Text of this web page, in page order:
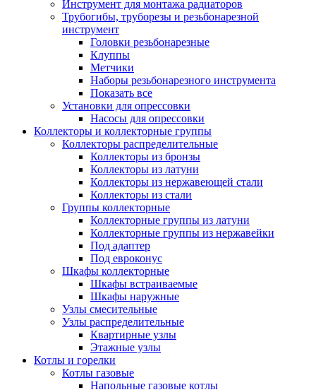
Инструмент для монтажа радиаторов
Трубогибы, труборезы и резьбонарезной
инструмент
Головки резьбонарезные
Клуппы
Метчики
Наборы резьбонарезного инструмента
Показать все
Установки для опрессовки
Насосы для опрессовки
Коллекторы и коллекторные группы
Коллекторы распределительные
Коллекторы из бронзы
Коллекторы из латуни
Коллекторы из нержавеющей стали
Коллекторы из стали
Группы коллекторные
Коллекторные группы из латуни
Коллекторные группы из нержавейки
Под адаптер
Под евроконус
Шкафы коллекторные
Шкафы встраиваемые
Шкафы наружные
Узлы смесительные
Узлы распределительные
Квартирные узлы
Этажные узлы
Котлы и горелки
Котлы газовые
Напольные газовые котлы